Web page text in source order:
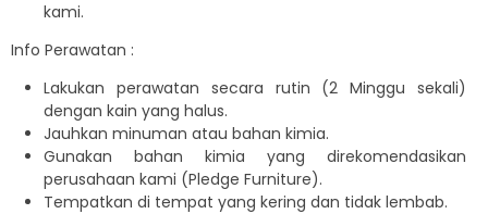
kami.
Info Perawatan :
Lakukan perawatan secara rutin (2 Minggu sekali)
dengan kain yang halus.
Jauhkan minuman atau bahan kimia.
Gunakan bahan kimia yang direkomendasikan
perusahaan kami (Pledge Furniture).
Tempatkan di tempat yang kering dan tidak lembab.